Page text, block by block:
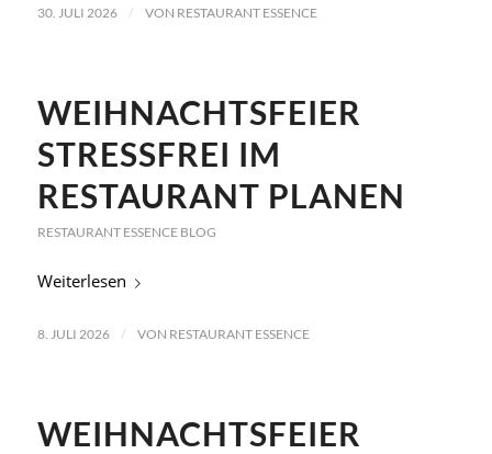
30. JULI 2026 / VON RESTAURANT ESSENCE
WEIHNACHTSFEIER
STRESSFREI IM
RESTAURANT PLANEN
RESTAURANT ESSENCE BLOG
Weiterlesen
8. JULI 2026 / VON RESTAURANT ESSENCE
WEIHNACHTSFEIER